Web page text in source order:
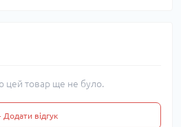
цей товар ще не було.
Додати відгук